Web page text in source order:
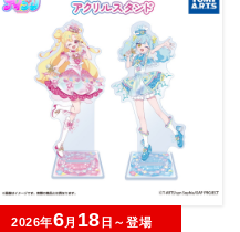
2026年6月 18 日～登場